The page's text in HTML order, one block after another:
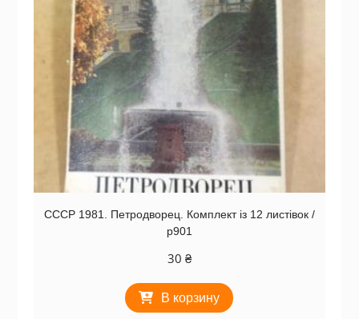
СССР 1981. Петродворец. Комплект із 12 листівок /
р901
30 ₴
В корзину